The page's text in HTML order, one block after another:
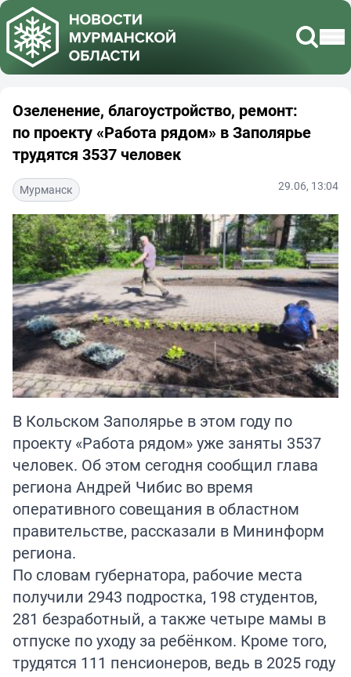
Озеленение, благоустройство, ремонт:
по проекту «Работа рядом» в Заполярье
трудятся 3537 человек
Мурманск 29.06, 13:04
В Кольском Заполярье в этом году по
проекту «Работа рядом» уже заняты 3537
человек. Об этом сегодня сообщил глава
региона Андрей Чибис во время
оперативного совещания в областном
правительстве, рассказали в Мининформ
региона.
По словам губернатора, рабочие места
получили 2943 подростка, 198 студентов,
281 безработный, а также четыре мамы в
отпуске по уходу за ребёнком. Кроме того,
трудятся 111 пенсионеров, ведь в 2025 году